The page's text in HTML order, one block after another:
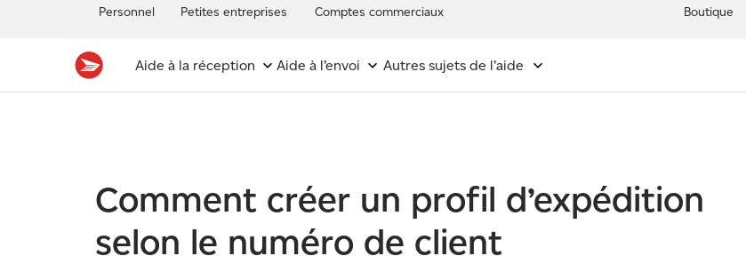
Personnel Petites entreprises Comptes commerciaux Boutique
Aide à la réception Aide à l’envoi Autres sujets de l’aide
Comment créer un profil d’expédition
selon le numéro de client